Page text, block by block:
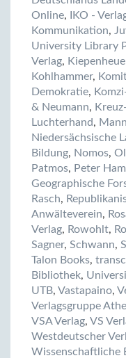
Online,
IKO -
Kommunikation,
University Library
Verlag,
Kohlhammer,
Demokratie,
& Neumann,
Luchterhand, Mann
Niedersächsische
Bildung, Nomos,
Patmos, Peter
Geographische
Rasch,
Anwälteverein,
Verlag, Rowohlt,
Sagner, Schwann,
Talon Books,
Bibliothek,
UTB, Vastapaino,
Verlagsgruppe
VSA Verlag, VS
Westdeutscher
Wissenschaftliche